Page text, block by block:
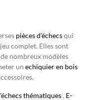
pièces d’échecsqui
complet. Elles sont
nombreux modèles
un echiquier en bois
thématiques , E-